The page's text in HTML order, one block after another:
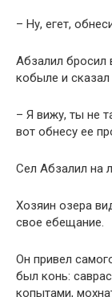
– Ну, егет,
Абзалил бросил
кобыле и сказал
– Я вижу, ты не
вот обнесу ее
Сел Абзалил на
Хозяин озера
свое ебещание.
Он привел
был конь:
копытами,